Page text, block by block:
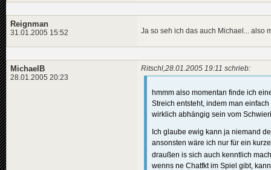
Reignman
31.01.2005 15:52 Ja so seh ich das auch Michael... also
MichaelB
28.01.2005 20:23
Ritschl,28.01.2005 19:11 schrieb:
hmmm also momentan finde ich
Streich entsteht, indem man
wirklich abhängig sein vom
Ich glaube ewig kann ja niemand
ansonsten wäre ich nur für ein
draußen is sich auch kenntlich
wenns ne Chatfkt im Spiel gibt,